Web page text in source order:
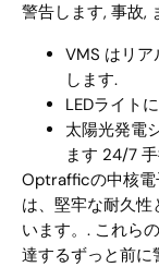
警告します, 事故,
VMS はリ
します.
LEDライト
太陽光発電
ます 24/7
Optrafficの中核電
は、堅牢な耐久
います。. これら
達するずっと前に